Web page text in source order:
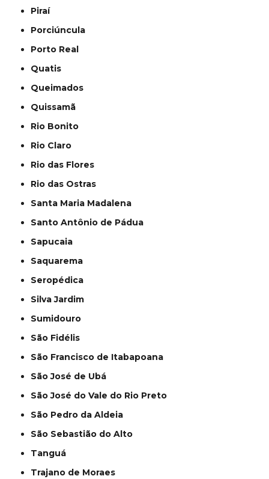
Piraí
Porciúncula
Porto Real
Quatis
Queimados
Quissamã
Rio Bonito
Rio Claro
Rio das Flores
Rio das Ostras
Santa Maria Madalena
Santo Antônio de Pádua
Sapucaia
Saquarema
Seropédica
Silva Jardim
Sumidouro
São Fidélis
São Francisco de Itabapoana
São José de Ubá
São José do Vale do Rio Preto
São Pedro da Aldeia
São Sebastião do Alto
Tanguá
Trajano de Moraes